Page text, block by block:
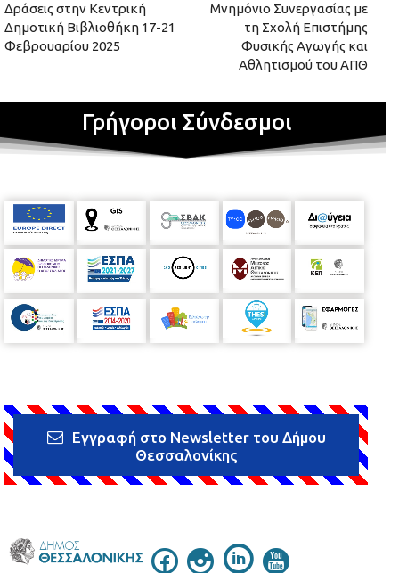
Δράσεις στην Κεντρική
Δημοτική Βιβλιοθήκη 17-21
Φεβρουαρίου 2025
Μνημόνιο Συνεργασίας με
τη Σχολή Επιστήμης
Φυσικής Αγωγής και
Αθλητισμού του ΑΠΘ
Γρήγοροι Σύνδεσμοι
Εγγραφή στο Newsletter του Δήμου
Θεσσαλονίκης